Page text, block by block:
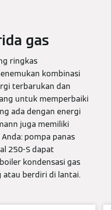
gas
ringkas
kombinasi
terbarukan dan
untuk memperbaiki
ada dengan energi
juga memiliki
pompa panas
250-S dapat
kondensasi gas
atau berdiri di lantai.